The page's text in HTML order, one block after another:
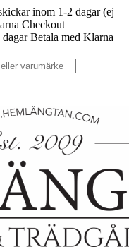
inom 1-2 dagar (ej
Checkout
Betala med Klarna